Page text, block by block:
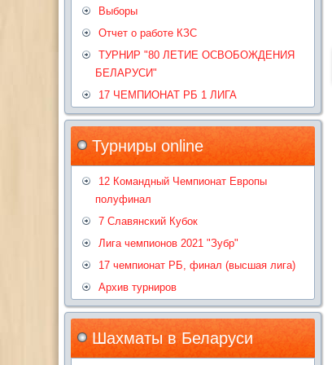
Выборы
Отчет о работе КЗС
ТУРНИР "80 ЛЕТИЕ ОСВОБОЖДЕНИЯ
БЕЛАРУСИ"
17 ЧЕМПИОНАТ РБ 1 ЛИГА
Турниры online
12 Командный Чемпионат Европы
полуфинал
7 Славянский Кубок
Лига чемпионов 2021 "Зубр"
17 чемпионат РБ, финал (высшая лига)
Архив турниров
Шахматы в Беларуси